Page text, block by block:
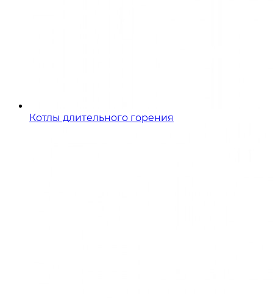
Котлы длительного горения